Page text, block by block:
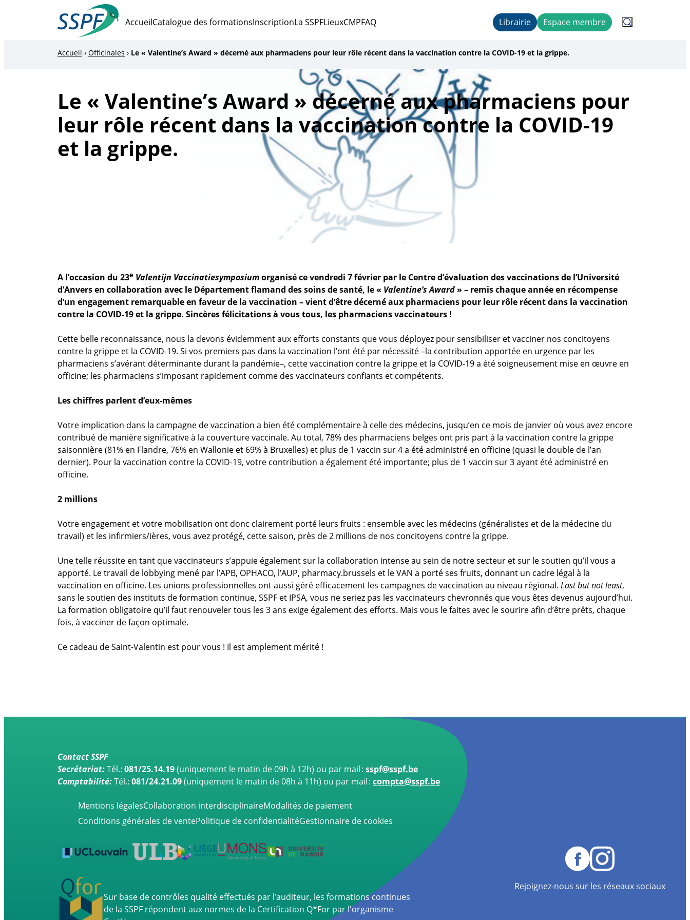
AccueilCatalogue des formationsInscriptionLa SSPFLieuxCMPFAQ Librairie Espace membre
Accueil › Officinales › Le « Valentine’s Award » décerné aux pharmaciens pour leur rôle récent dans la vaccination contre la COVID-19 et la grippe.
Le « Valentine’s Award » décerné aux pharmaciens pour
leur rôle récent dans la vaccination contre la COVID-19
et la grippe.
A l’occasion du 23e Valentijn Vaccinatiesymposiumorganisé ce vendredi 7 février par le Centre d’évaluation des vaccinations de l’Université
d’Anvers en collaboration avec le Département flamand des soins de santé, le « Valentine’s Award » – remis chaque année en récompense
d’un engagement remarquable en faveur de la vaccination – vient d’être décerné aux pharmaciens pour leur rôle récent dans la vaccination
contre la COVID-19 et la grippe. Sincères félicitations à vous tous, les pharmaciens vaccinateurs !
Cette belle reconnaissance, nous la devons évidemment aux efforts constants que vous déployez pour sensibiliser et vacciner nos concitoyens
contre la grippe et la COVID-19. Si vos premiers pas dans la vaccination l’ont été par nécessité –la contribution apportée en urgence par les
pharmaciens s’avérant déterminante durant la pandémie–, cette vaccination contre la grippe et la COVID-19 a été soigneusement mise en œuvre en
officine; les pharmaciens s’imposant rapidement comme des vaccinateurs confiants et compétents.
Les chiffres parlent d’eux-mêmes
Votre implication dans la campagne de vaccination a bien été complémentaire à celle des médecins, jusqu’en ce mois de janvier où vous avez encore
contribué de manière significative à la couverture vaccinale. Au total, 78% des pharmaciens belges ont pris part à la vaccination contre la grippe
saisonnière (81% en Flandre, 76% en Wallonie et 69% à Bruxelles) et plus de 1 vaccin sur 4 a été administré en officine (quasi le double de l’an
dernier). Pour la vaccination contre la COVID-19, votre contribution a également été importante; plus de 1 vaccin sur 3 ayant été administré en
officine.
2 millions
Votre engagement et votre mobilisation ont donc clairement porté leurs fruits : ensemble avec les médecins (généralistes et de la médecine du
travail) et les infirmiers/ières, vous avez protégé, cette saison, près de 2 millions de nos concitoyens contre la grippe.
Une telle réussite en tant que vaccinateurs s’appuie également sur la collaboration intense au sein de notre secteur et sur le soutien qu’il vous a
apporté. Le travail de lobbying mené par l’APB, OPHACO, l’AUP, pharmacy.brussels et le VAN a porté ses fruits, donnant un cadre légal à la
vaccination en officine. Les unions professionnelles ont aussi géré efficacement les campagnes de vaccination au niveau régional. Last but not least,
sans le soutien des instituts de formation continue, SSPF et IPSA, vous ne seriez pas les vaccinateurs chevronnés que vous êtes devenus aujourd’hui.
La formation obligatoire qu’il faut renouveler tous les 3 ans exige également des efforts. Mais vous le faites avec le sourire afin d’être prêts, chaque
fois, à vacciner de façon optimale.
Ce cadeau de Saint-Valentin est pour vous ! Il est amplement mérité !
Contact SSPF
Secrétariat:Tél.: 081/25.14.19(uniquement le matin de 09h à 12h) ou par mail : sspf@sspf.be
Comptabilité:Tél.: 081/24.21.09(uniquement le matin de 08h à 11h) ou par mail : compta@sspf.be
Mentions légalesCollaboration interdisciplinaireModalités de paiement
Conditions générales de ventePolitique de confidentialitéGestionnaire de cookies
Rejoignez-nous sur les réseaux sociaux
Sur base de contrôles qualité effectués par l’auditeur, les formations continues
de la SSPF répondent aux normes de la Certification Q*For par l'organisme